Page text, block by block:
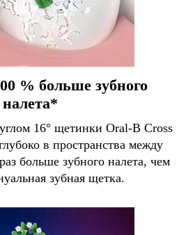
% больше зубного
налета*
16° щетинки Oral-B Cross
в пространства между
больше зубного налета, чем
зубная щетка.